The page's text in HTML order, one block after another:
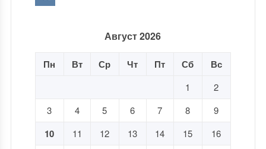
Август 2026
Пн Вт Ср Чт Пт Сб Вс
1
2
3
4 5 6 7 8 9
10 11 12 13 14 15
16